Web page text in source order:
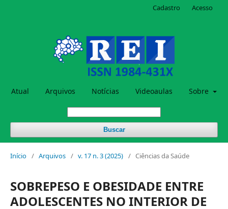
Atual Arquivos Notícias Videoaulas Sobre
Buscar
Cadastro Acesso
Início / Arquivos / v. 17 n. 3 (2025) / Ciências da Saúde
SOBREPESO E OBESIDADE ENTRE
ADOLESCENTES NO INTERIOR DE